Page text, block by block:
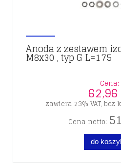
Anoda z zestawem
M8x30 , typ G L=175
Cena:
62,96
zawiera 23% VAT, bez
Cena netto:
do